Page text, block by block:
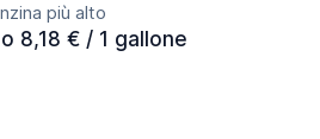
più alto
8,18 € / 1 gallone